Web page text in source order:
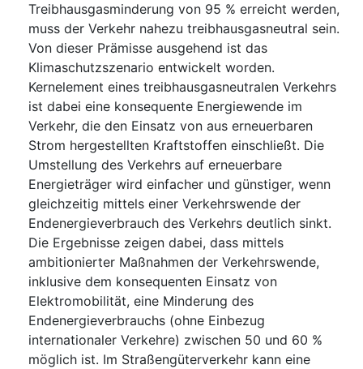
Treibhausgasminderung von 95 % erreicht werden,
muss der Verkehr nahezu treibhausgasneutral sein.
Von dieser Prämisse ausgehend ist das
Klimaschutzszenario entwickelt worden.
Kernelement eines treibhausgasneutralen Verkehrs
ist dabei eine konsequente Energiewende im
Verkehr, die den Einsatz von aus erneuerbaren
Strom hergestellten Kraftstoffen einschließt. Die
Umstellung des Verkehrs auf erneuerbare
Energieträger wird einfacher und günstiger, wenn
gleichzeitig mittels einer Verkehrswende der
Endenergieverbrauch des Verkehrs deutlich sinkt.
Die Ergebnisse zeigen dabei, dass mittels
ambitionierter Maßnahmen der Verkehrswende,
inklusive dem konsequenten Einsatz von
Elektromobilität, eine Minderung des
Endenergieverbrauchs (ohne Einbezug
internationaler Verkehre) zwischen 50 und 60 %
möglich ist. Im Straßengüterverkehr kann eine